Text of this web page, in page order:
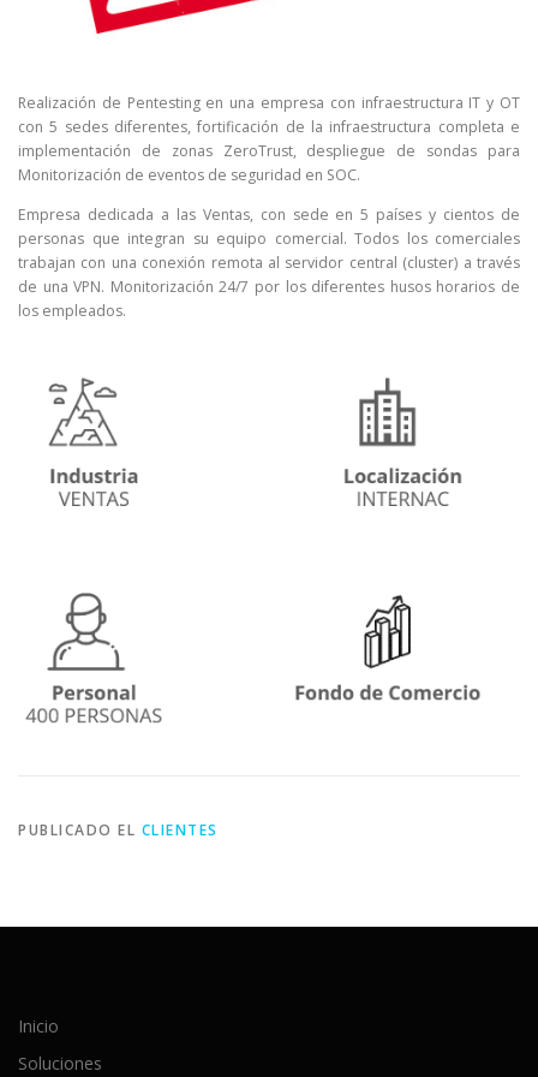
Realización de Pentesting en una empresa con infraestructura IT y OT
con 5 sedes diferentes, fortificación de la infraestructura completa e
implementación de zonas ZeroTrust, despliegue de sondas para
Monitorización de eventos de seguridad en SOC.
Empresa dedicada a las Ventas, con sede en 5 países y cientos de
personas que integran su equipo comercial. Todos los comerciales
trabajan con una conexión remota al servidor central (cluster) a través
de una VPN. Monitorización 24/7 por los diferentes husos horarios de
los empleados.
PUBLICADO EL CLIENTES
Inicio
Soluciones